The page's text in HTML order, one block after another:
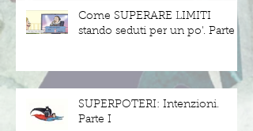
Come SUPERARE LIMITI
stando seduti per un po'. Parte II
SUPERPOTERI: Intenzioni.
Parte I